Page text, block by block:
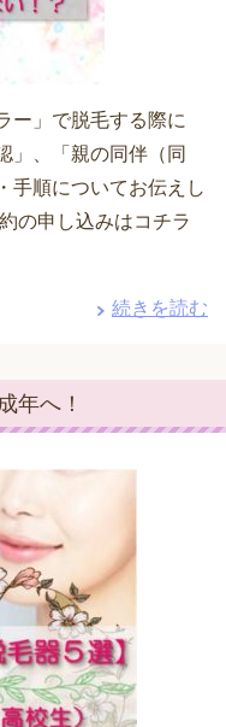
ー」で脱毛する際に
」、「親の同伴（同
手順についてお伝えし
の申し込みはコチラ
続きを読む
年へ！